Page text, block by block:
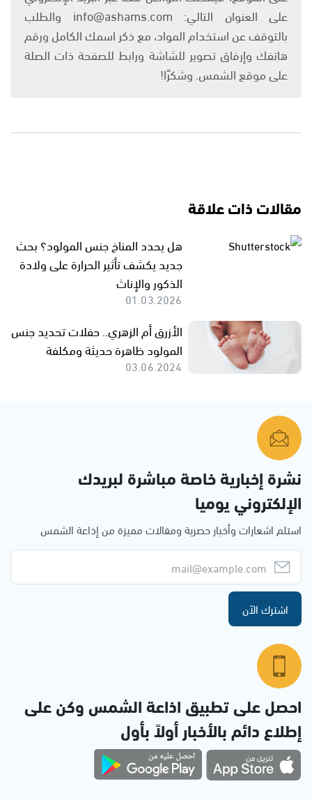
على العنوان التالي: info@ashams.com والطلب
بالتوقف عن استخدام المواد، مع ذكر اسمك الكامل ورقم
هاتفك وإرفاق تصوير للشاشة ورابط للصفحة ذات الصلة
على موقع الشمس. وشكرًا!
مقالات ذات علاقة
هل يحدد المناخ جنس المولود؟ بحث
جديد يكشف تأثير الحرارة على ولادة
الذكور والإناث
01.03.2026
الأزرق أم الزهري.. حفلات تحديد جنس
المولود ظاهرة حديثة ومكلفة
03.06.2024
نشرة إخبارية خاصة مباشرة لبريدك
الإلكتروني يوميا
استلم اشعارات وأخبار حصرية ومقالات مميزة من إذاعة الشمس
اشترك الآن
احصل على تطبيق اذاعة الشمس وكن على
إطلاع دائم بالأخبار أولاً بأول